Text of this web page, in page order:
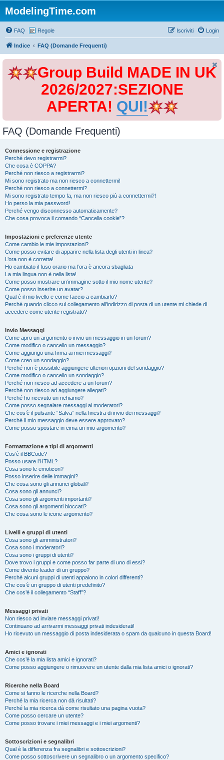
ModelingTime.com
FAQ Regole Login
Iscriviti
Indice FAQ (Domande Frequenti)
Group Build MADE IN UK
2026/2027:SEZIONE
APERTA! QUI!
FAQ (Domande Frequenti)
Connessione e registrazione
Perché devo registrarmi?
Che cosa è COPPA?
Perché non riesco a registrarmi?
Mi sono registrato ma non riesco a connettermi!
Perché non riesco a connettermi?
Mi sono registrato tempo fa, ma non riesco più a connettermi?!
Ho perso la mia password!
Perché vengo disconnesso automaticamente?
Che cosa provoca il comando “Cancella cookie”?
Impostazioni e preferenze utente
Come cambio le mie impostazioni?
Come posso evitare di apparire nella lista degli utenti in linea?
L’ora non è corretta!
Ho cambiato il fuso orario ma l’ora è ancora sbagliata
La mia lingua non è nella lista!
Come posso mostrare un’immagine sotto il mio nome utente?
Come posso inserire un avatar?
Qual è il mio livello e come faccio a cambiarlo?
Perché quando clicco sul collegamento all’indirizzo di posta di un utente mi chiede di
accedere come utente registrato?
Invio Messaggi
Come apro un argomento o invio un messaggio in un forum?
Come modifico o cancello un messaggio?
Come aggiungo una firma ai miei messaggi?
Come creo un sondaggio?
Perché non è possibile aggiungere ulteriori opzioni del sondaggio?
Come modifico o cancello un sondaggio?
Perché non riesco ad accedere a un forum?
Perché non riesco ad aggiungere allegati?
Perché ho ricevuto un richiamo?
Come posso segnalare messaggi ai moderatori?
Che cos’è il pulsante “Salva” nella finestra di invio dei messaggi?
Perché il mio messaggio deve essere approvato?
Come posso spostare in cima un mio argomento?
Formattazione e tipi di argomenti
Cos’è il BBCode?
Posso usare l’HTML?
Cosa sono le emoticon?
Posso inserire delle immagini?
Che cosa sono gli annunci globali?
Cosa sono gli annunci?
Cosa sono gli argomenti importanti?
Cosa sono gli argomenti bloccati?
Che cosa sono le icone argomento?
Livelli e gruppi di utenti
Cosa sono gli amministratori?
Cosa sono i moderatori?
Cosa sono i gruppi di utenti?
Dove trovo i gruppi e come posso far parte di uno di essi?
Come divento leader di un gruppo?
Perché alcuni gruppi di utenti appaiono in colori differenti?
Che cos’è un gruppo di utenti predefinito?
Che cos’è il collegamento “Staff”?
Messaggi privati
Non riesco ad inviare messaggi privati!
Continuano ad arrivarmi messaggi privati indesiderati!
Ho ricevuto un messaggio di posta indesiderata o spam da qualcuno in questa Board!
Amici e ignorati
Che cos’è la mia lista amici e ignorati?
Come posso aggiungere o rimuovere un utente dalla mia lista amici o ignorati?
Ricerche nella Board
Come si fanno le ricerche nella Board?
Perché la mia ricerca non dà risultati?
Perché la mia ricerca dà come risultato una pagina vuota?
Come posso cercare un utente?
Come posso trovare i miei messaggi e i miei argomenti?
Sottoscrizioni e segnalibri
Qual è la differenza fra segnalibri e sottoscrizioni?
Come posso sottoscrivere un segnalibro o un argomento specifico?